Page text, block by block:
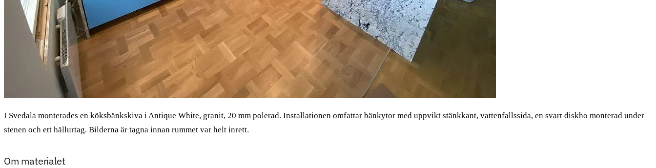
I Svedala monterades en köksbänkskiva i Antique White, granit, 20 mm polerad. Installationen omfattar bänkytor med uppvikt stänkkant, vattenfallssida, en svart diskho monterad under
stenen och ett hällurtag. Bilderna är tagna innan rummet var helt inrett.
Om materialet